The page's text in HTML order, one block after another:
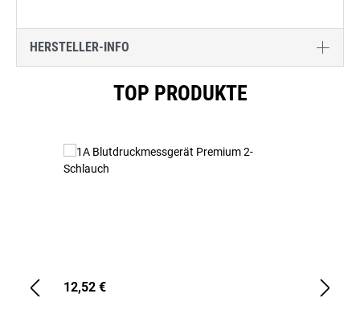
HERSTELLER-INFO
TOP PRODUKTE
12,52 €